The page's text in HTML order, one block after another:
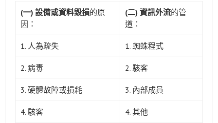
(一) 設備或資料毀損的原
因：
(二) 資訊外流的管
道：
1. 人為疏失 1. 蜘蛛程式
2. 病毒 2. 駭客
3. 硬體故障或損耗 3. 內部成員
4. 駭客 4. 其他